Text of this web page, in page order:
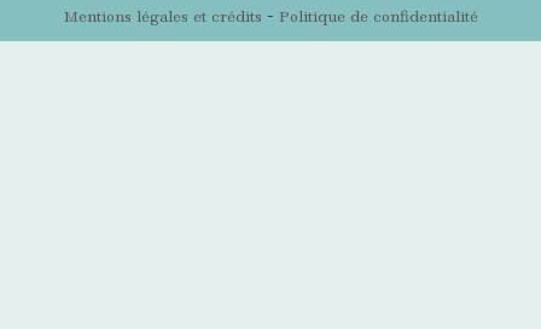
Mentions légales et crédits - Politique de confidentialité